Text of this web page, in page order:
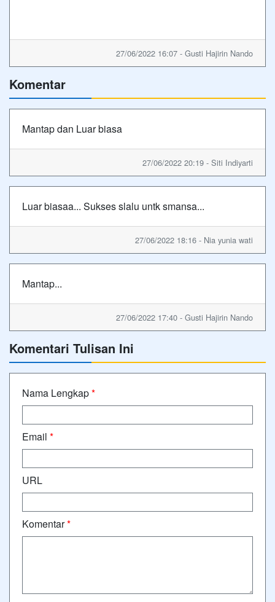
27/06/2022 16:07 - Gusti Hajirin Nando
Komentar
Mantap dan Luar biasa
27/06/2022 20:19 - Siti Indiyarti
Luar biasaa... Sukses slalu untk smansa...
27/06/2022 18:16 - Nia yunia wati
Mantap...
27/06/2022 17:40 - Gusti Hajirin Nando
Komentari Tulisan Ini
Nama Lengkap*
Email *
URL
Komentar*